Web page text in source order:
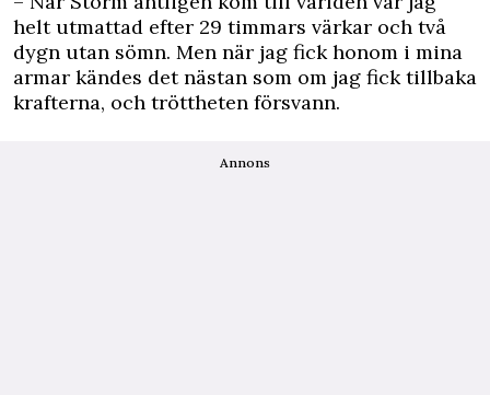
helt utmattad efter 29 timmars värkar och två
dygn utan sömn. Men när jag fick honom i mina
armar kändes det nästan som om jag fick tillbaka
krafterna, och tröttheten försvann.
Annons